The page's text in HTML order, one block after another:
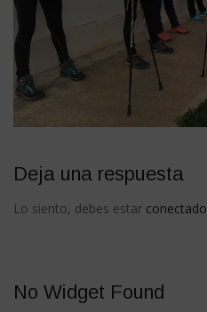
Deja una respuesta
Lo siento, debes estar conectado
No Widget Found